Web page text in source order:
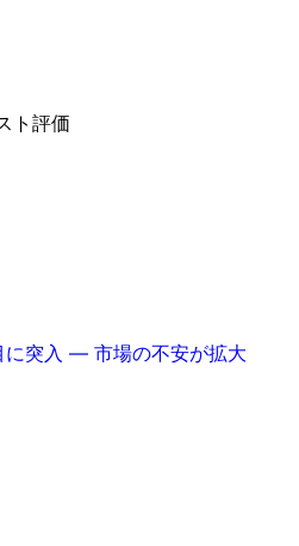
ト評価
に突入 ― 市場の不安が拡大